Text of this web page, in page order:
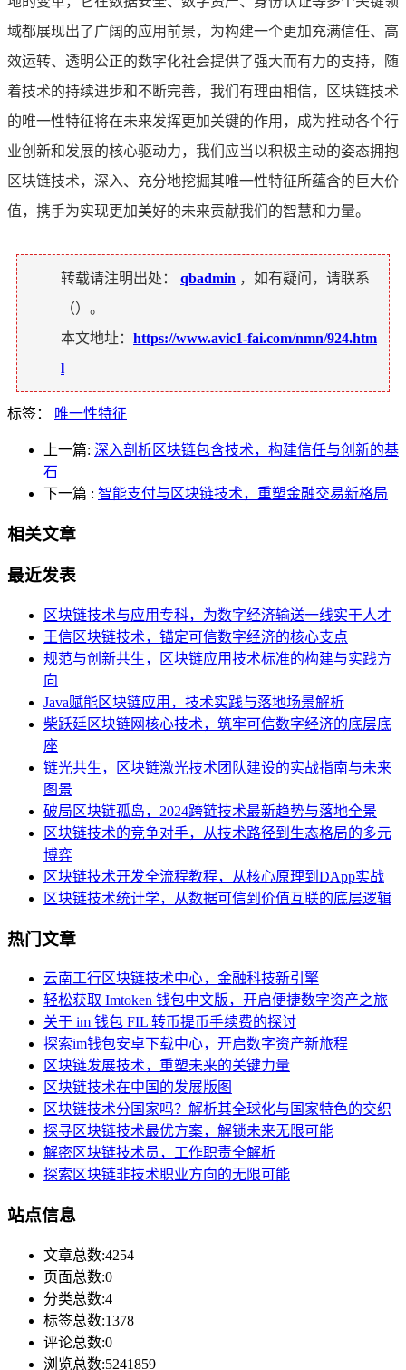
域都展现出了广阔的应用前景，为构建一个更加充满信任、高
效运转、透明公正的数字化社会提供了强大而有力的支持，随
着技术的持续进步和不断完善，我们有理由相信，区块链技术
的唯一性特征将在未来发挥更加关键的作用，成为推动各个行
业创新和发展的核心驱动力，我们应当以积极主动的姿态拥抱
区块链技术，深入、充分地挖掘其唯一性特征所蕴含的巨大价
值，携手为实现更加美好的未来贡献我们的智慧和力量。
转载请注明出处： qbadmin ，如有疑问，请联系
（）。
本文地址： https://www.avic1-fai.com/nmn/924.htm
l
标签： 唯一性特征
上一篇: 深入剖析区块链包含技术，构建信任与创新的基
石
下一篇 : 智能支付与区块链技术，重塑金融交易新格局
相关文章
最近发表
区块链技术与应用专科，为数字经济输送一线实干人才
王信区块链技术，锚定可信数字经济的核心支点
规范与创新共生，区块链应用技术标准的构建与实践方
向
Java赋能区块链应用，技术实践与落地场景解析
柴跃廷区块链网核心技术，筑牢可信数字经济的底层底
座
链光共生，区块链激光技术团队建设的实战指南与未来
图景
破局区块链孤岛，2024跨链技术最新趋势与落地全景
区块链技术的竞争对手，从技术路径到生态格局的多元
博弈
区块链技术开发全流程教程，从核心原理到DApp实战
区块链技术统计学，从数据可信到价值互联的底层逻辑
热门文章
云南工行区块链技术中心，金融科技新引擎
轻松获取 Imtoken 钱包中文版，开启便捷数字资产之旅
关于 im 钱包 FIL 转币提币手续费的探讨
探索im钱包安卓下载中心，开启数字资产新旅程
区块链发展技术，重塑未来的关键力量
区块链技术在中国的发展版图
区块链技术分国家吗？解析其全球化与国家特色的交织
探寻区块链技术最优方案，解锁未来无限可能
解密区块链技术员，工作职责全解析
探索区块链非技术职业方向的无限可能
站点信息
文章总数:4254
页面总数:0
分类总数:4
标签总数:1378
评论总数:0
浏览总数:5241859